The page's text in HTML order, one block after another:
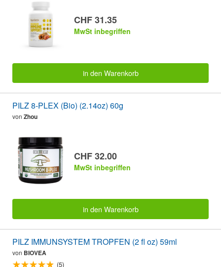
CHF 31.35
MwSt inbegriffen
in den Warenkorb
PILZ 8-PLEX (Bio) (2.14oz) 60g
von Zhou
CHF 32.00
MwSt inbegriffen
in den Warenkorb
PILZ IMMUNSYSTEM TROPFEN (2 fl oz) 59ml
von BIOVEA
(5)